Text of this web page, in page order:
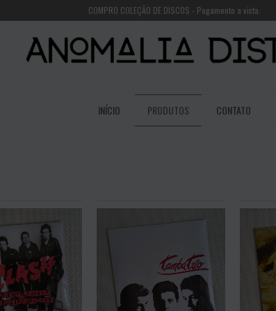
COMPRO COLEÇÃO DE DISCOS - Pagamento a vista.
INÍCIO PRODUTOS CONTATO